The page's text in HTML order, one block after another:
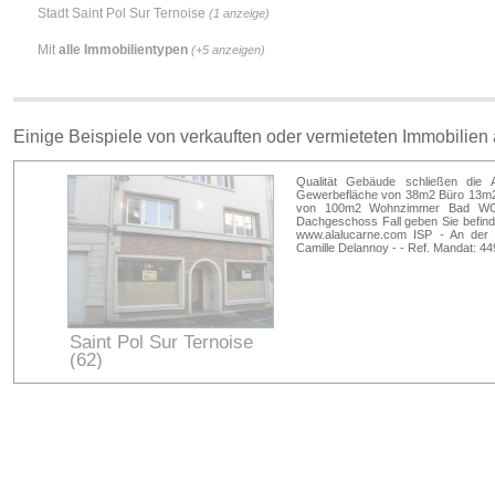
Stadt Saint Pol Sur Ternoise (1 anzeige)
Mit alle Immobilientypen (+5 anzeigen)
Einige Beispiele von verkauften oder vermieteten
Saint Pol Sur Ternoise
(62)
Qualität Gebäude schließen die
Gewerbefläche von 38m2 Büro
von 100m2 Wohnzimmer Bad
Dachgeschoss Fall geben Sie
www.alalucarne.com ISP - An
Camille Delannoy - - Ref. Mandat: